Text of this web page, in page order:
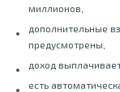
миллионов,
дополнительные
предусмотрены,
доход
есть